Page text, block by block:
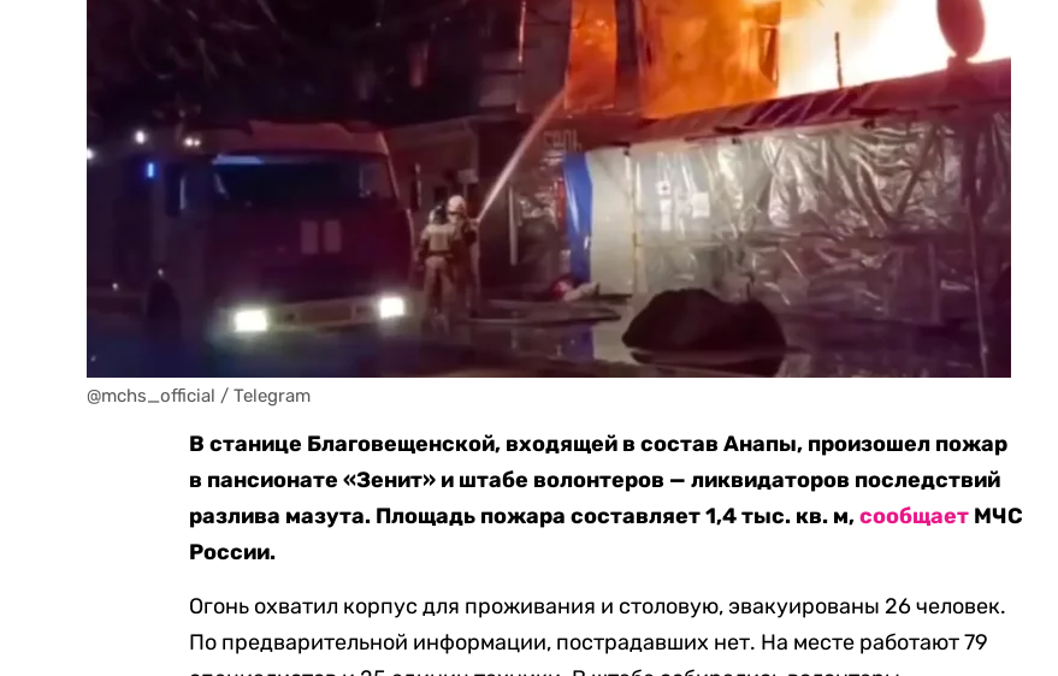
@mchs_official / Telegram
В станице Благовещенской, входящей в состав Анапы, произошел пожар
в пансионате «Зенит» и штабе волонтеров — ликвидаторов последствий
разлива мазута. Площадь пожара составляет 1,4 тыс. кв. м,сообщает МЧС
России.
Огонь охватил корпус для проживания и столовую, эвакуированы 26 человек.
По предварительной информации, пострадавших нет. На месте работают 79